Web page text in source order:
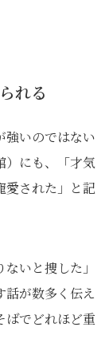
れる
強いのではない
）にも、「才気
愛された」と記
いと捜した」
話が数多く伝え
ばでどれほど重